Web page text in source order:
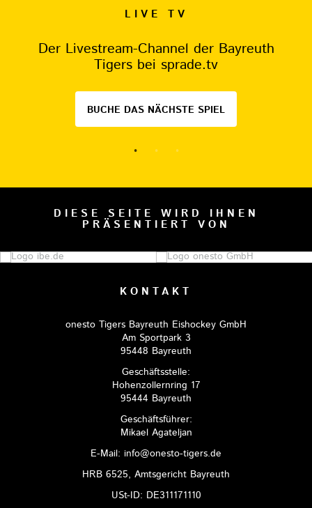
LIVE TV
Der Livestream-Channel der Bayreuth
Tigers bei sprade.tv
BUCHE DAS NÄCHSTE SPIEL
DIESE SEITE WIRD IHNEN
PRÄSENTIERT VON
KONTAKT
onesto Tigers Bayreuth Eishockey GmbH
Am Sportpark 3
95448 Bayreuth
Geschäftsstelle:
Hohenzollernring 17
95444 Bayreuth
Geschäftsführer:
Mikael Agateljan
E-Mail: info@onesto-tigers.de
HRB 6525, Amtsgericht Bayreuth
USt-ID: DE311171110